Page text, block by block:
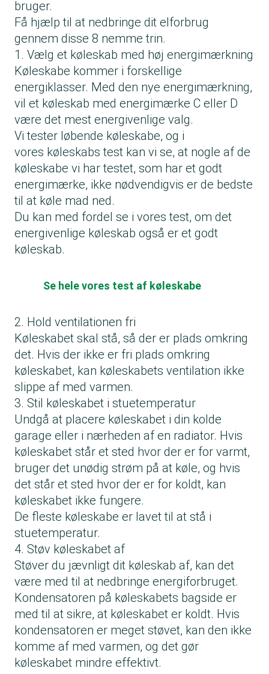
bruger.
Få hjælp til at nedbringe dit elforbrug
gennem disse 8 nemme trin.
1. Vælg et køleskab med høj energimærkning
Køleskabe kommer i forskellige
energiklasser. Med den nye energimærkning,
vil et køleskab med energimærke C eller D
være det mest energivenlige valg.
Vi tester løbende køleskabe, og i
vores køleskabs test kan vi se, at nogle af de
køleskabe vi har testet, som har et godt
energimærke, ikke nødvendigvis er de bedste
til at køle mad ned.
Du kan med fordel se i vores test, om det
energivenlige køleskab også er et godt
køleskab.
Se hele vores test af køleskabe
2. Hold ventilationen fri
Køleskabet skal stå, så der er plads omkring
det. Hvis der ikke er fri plads omkring
køleskabet, kan køleskabets ventilation ikke
slippe af med varmen.
3. Stil køleskabet i stuetemperatur
Undgå at placere køleskabet i din kolde
garage eller i nærheden af en radiator. Hvis
køleskabet står et sted hvor der er for varmt,
bruger det unødig strøm på at køle, og hvis
det står et sted hvor der er for koldt, kan
køleskabet ikke fungere.
De fleste køleskabe er lavet til at stå i
stuetemperatur.
4. Støv køleskabet af
Støver du jævnligt dit køleskab af, kan det
være med til at nedbringe energiforbruget.
Kondensatoren på køleskabets bagside er
med til at sikre, at køleskabet er koldt. Hvis
kondensatoren er meget støvet, kan den ikke
komme af med varmen, og det gør
køleskabet mindre effektivt.